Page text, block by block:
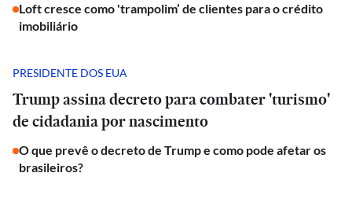
Loft cresce como 'trampolim’ de clientes para o crédito
imobiliário
PRESIDENTE DOS EUA
Trump assina decreto para combater 'turismo'
de cidadania por nascimento
O que prevê o decreto de Trump e como pode afetar os
brasileiros?